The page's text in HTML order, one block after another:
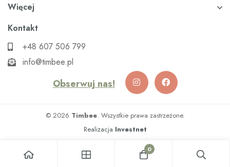
Więcej
Kontakt
+48 607 506 799
info@timbee.pl
Obserwuj nas!
© 2026 Timbee. Wszystkie prawa zastrzeżone.
Realizacja Investnet
0